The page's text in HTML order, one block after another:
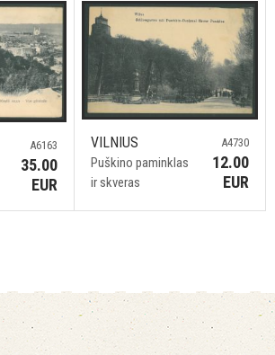
A6163
35.00
EUR
VILNIUS
Puškino paminklas
ir skveras
A4730
12.00
EUR